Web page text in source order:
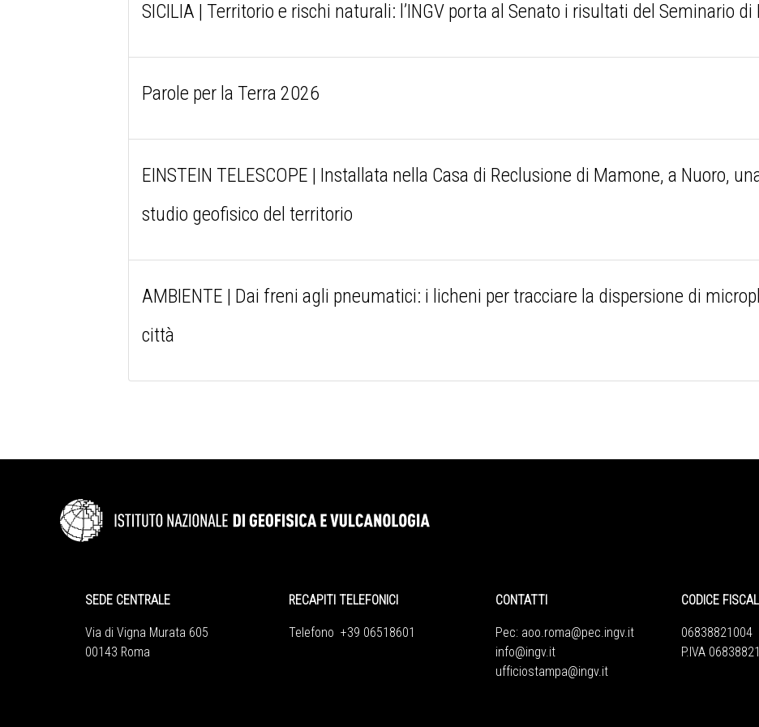
SICILIA | Territorio e rischi naturali: l’INGV porta al Senato i risultati del Seminario di
Parole per la Terra 2026
EINSTEIN TELESCOPE | Installata nella Casa di Reclusione di Mamone, a Nuoro,
studio geofisico del territorio
AMBIENTE | Dai freni agli pneumatici: i licheni per tracciare la dispersione di
città
SEDE CENTRALE
Via di Vigna Murata 605
00143 Roma
RECAPITI TELEFONICI
Telefono +39 06518601
CONTATTI
Pec: aoo.roma@pec.ingv.it
info@ingv.it
ufficiostampa@ingv.it
CODICE
06838821004
P.IVA